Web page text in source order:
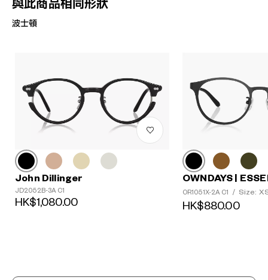
與此商品相同形狀
波士頓
John Dillinger
JD2052B-3A C1
HK$1,080.00
OWNDAYS |
OR1051X-2A C1 / Size:
HK$880.00